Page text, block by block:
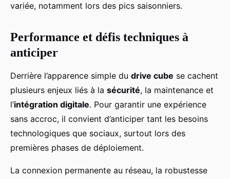
variée, notamment lors des pics saisonniers.
Performance et défis techniques à
anticiper
Derrière l’apparence simple du drive cube se cachent
plusieurs enjeux liés à la sécurité, la maintenance et
l’intégration digitale. Pour garantir une expérience
sans accroc, il convient d’anticiper tant les besoins
technologiques que sociaux, surtout lors des
premières phases de déploiement.
La connexion permanente au réseau, la robustesse